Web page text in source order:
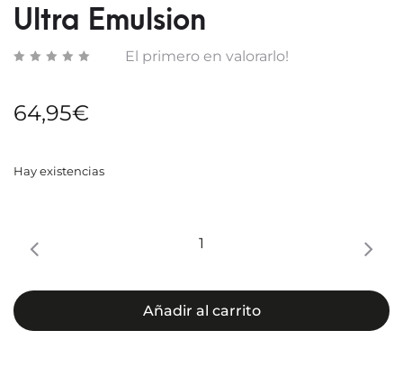
Ultra Emulsion
El primero en valorarlo!
64,95€
Hay existencias
Discrom
Ultra
Emulsion
Añadir al carrito